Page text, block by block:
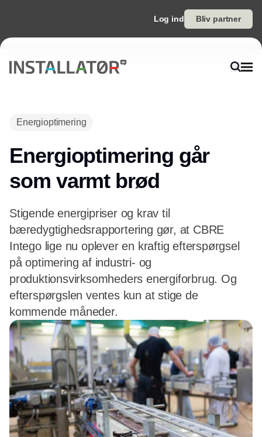
Log ind Bliv partner
Energioptimering
Energioptimering går
som varmt brød
Stigende energipriser og krav til
bæredygtighedsrapportering gør, at CBRE
Intego lige nu oplever en kraftig efterspørgsel
på optimering af industri- og
produktionsvirksomheders energiforbrug. Og
efterspørgslen ventes kun at stige de
kommende måneder.